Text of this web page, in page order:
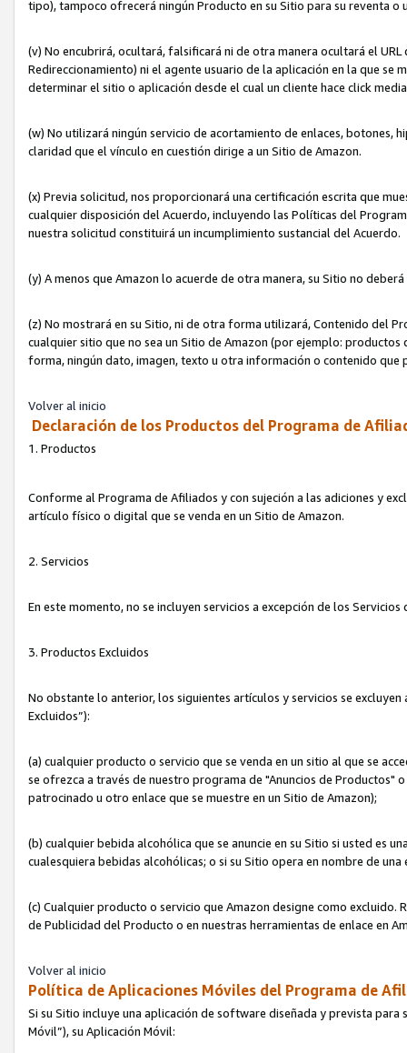
tipo), tampoco ofrecerá ningún Producto en su Sitio para su reventa o
(v) No encubrirá, ocultará, falsificará ni de otra manera ocultará el
Redireccionamiento) ni el agente usuario de la aplicación en la que
determinar el sitio o aplicación desde el cual un cliente hace click
(w) No utilizará ningún servicio de acortamiento de enlaces, botones,
claridad que el vínculo en cuestión dirige a un Sitio de Amazon.
(x) Previa solicitud, nos proporcionará una certificación escrita que
cualquier disposición del Acuerdo, incluyendo las Políticas del
nuestra solicitud constituirá un incumplimiento sustancial del Acuerdo.
(y) A menos que Amazon lo acuerde de otra manera, su Sitio no
(z) No mostrará en su Sitio, ni de otra forma utilizará, Contenido del
cualquier sitio que no sea un Sitio de Amazon (por ejemplo:
forma, ningún dato, imagen, texto u otra información o contenido
Volver al inicio
Declaración de los Productos del Programa de
1. Productos
Conforme al Programa de Afiliados y con sujeción a las adiciones y
artículo físico o digital que se venda en un Sitio de Amazon.
2. Servicios
En este momento, no se incluyen servicios a excepción de los
3. Productos Excluidos
No obstante lo anterior, los siguientes artículos y servicios se
Excluidos”):
(a) cualquier producto o servicio que se venda en un sitio al que se
se ofrezca a través de nuestro programa de "Anuncios de Productos"
patrocinado u otro enlace que se muestre en un Sitio de Amazon);
(b) cualquier bebida alcohólica que se anuncie en su Sitio si usted es
cualesquiera bebidas alcohólicas; o si su Sitio opera en nombre de
(c) Cualquier producto o servicio que Amazon designe como excluido.
de Publicidad del Producto o en nuestras herramientas de enlace en
Volver al inicio
Política de Aplicaciones Móviles del Programa de
Si su Sitio incluye una aplicación de software diseñada y prevista
Móvil”), su Aplicación Móvil: